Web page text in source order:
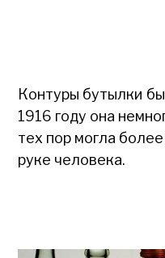
Контуры бутылки
1916 году она
тех пор могла
руке человека.